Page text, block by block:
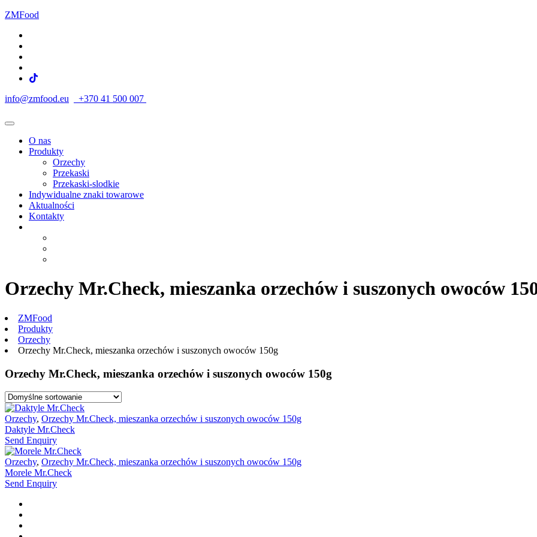
ZMFood
info@zmfood.eu +370 41 500 007
O nas
Produkty
Orzechy
Przekaski
Przekaski-slodkie
Indywidualne znaki towarowe
Aktualności
Kontakty
Orzechy Mr.Check, mieszanka orzechów i suszonych owoców
ZMFood
Produkty
Orzechy
Orzechy Mr.Check, mieszanka orzechów i suszonych owoców 150g
Orzechy Mr.Check, mieszanka orzechów i suszonych owoców 150g
Orzechy, Orzechy Mr.Check, mieszanka orzechów i suszonych owoców 150g
Daktyle Mr.Check
Send Enquiry
Orzechy, Orzechy Mr.Check, mieszanka orzechów i suszonych owoców 150g
Morele Mr.Check
Send Enquiry